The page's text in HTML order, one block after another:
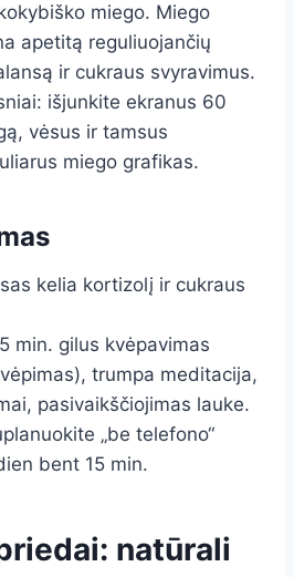
miego. Miego
apetitą reguliuojančių
ir cukraus svyravimus.
išjunkite ekranus 60
vėsus ir tamsus
miego grafikas.
kelia kortizolį ir cukraus
min. gilus kvėpavimas
trumpa meditacija,
pasivaikščiojimas lauke.
„be telefono“
bent 15 min.
natūrali